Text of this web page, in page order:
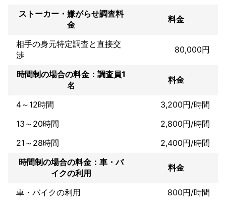
私たちは過去の成功に安住せず、新しい技術や手法を取り入れ、
常に調査力の向上に努めています。長年の経験と最新の知識を組
アピールポイント
私たちは、お客様の不安を解消し、安心できる未来を提供する探
偵事務所です。お客様に選ばれる理由は以下の5点です。
①徹底した秘密保持と信頼性：お客様のプライバシー保護を最優
先し、ご相談から調査で得た情報まで、すべてを厳重に管理しま
す。
②高い調査力と確かな証拠収集能力：長年の経験と独自のノウハ
ウ、最新機材を駆使し、迅速かつ正確に情報を収集します。特
に、裁判で有効な証拠収集には自信があります。
査終了後も弁護士などの専門家のご紹介を含め、問題解決まで徹
底的にサポートします。
系を明瞭に提示し、無理な勧誘や不必要な調査は一切行いませ
ストーカー・嫌がらせ調査料
金
料金
相手の身元特定調査と直接交
渉
80,000円
時間制の場合の料金：調査員1
名
料金
4～12時間
3,200円/時間
13～20時間
2,800円/時間
21～28時間
2,400円/時間
時間制の場合の料金：車・バ
イクの利用
料金
車・バイクの利用 800円/時間